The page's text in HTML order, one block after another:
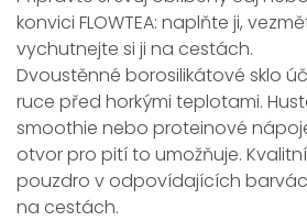
konvici FLOWTEA: naplňte ji,
vychutnejte si ji na cestách.
Dvoustěnné borosilikátové sklo
ruce před horkými teplotami.
smoothie nebo proteinové
otvor pro pití to umožňuje.
pouzdro v odpovídajících
na cestách.